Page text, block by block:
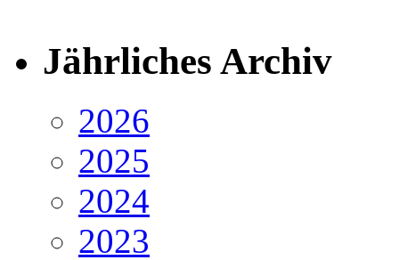
Jährliches Archiv
2026
2025
2024
2023